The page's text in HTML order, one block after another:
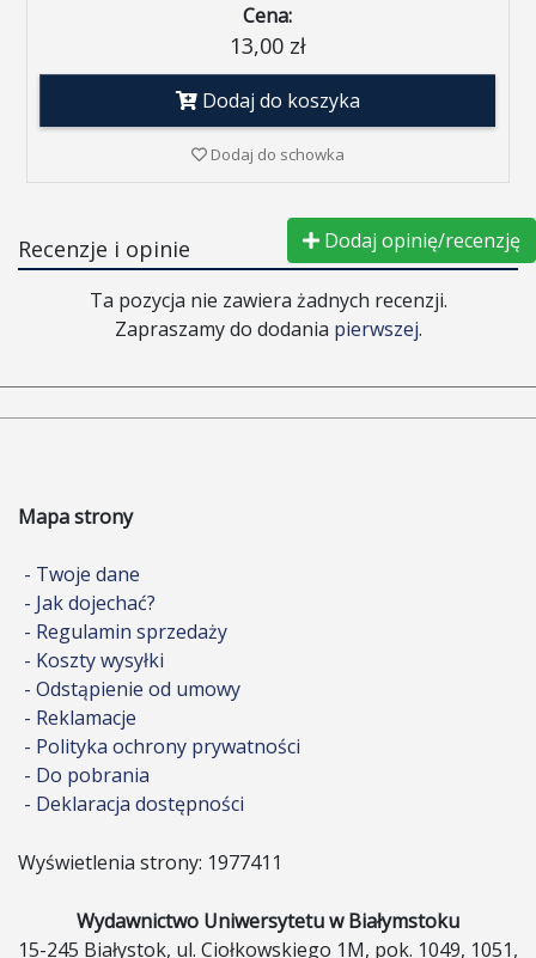
Cena:
13,00 zł
Dodaj do koszyka
Dodaj do schowka
Recenzje i opinie Dodaj opinię/recenzję
Ta pozycja nie zawiera żadnych recenzji.
Zapraszamy do dodania pierwszej.
Mapa strony
- Twoje dane
- Jak dojechać?
- Regulamin sprzedaży
- Koszty wysyłki
- Odstąpienie od umowy
- Reklamacje
- Polityka ochrony prywatności
- Do pobrania
- Deklaracja dostępności
Wyświetlenia strony: 1977411
Wydawnictwo Uniwersytetu w Białymstoku
15-245 Białystok, ul. Ciołkowskiego 1M, pok. 1049, 1051,